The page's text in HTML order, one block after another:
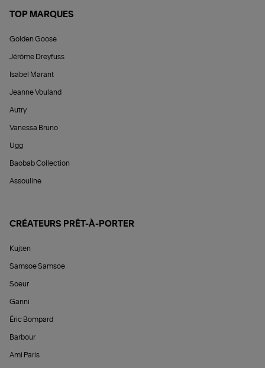
TOP MARQUES
Golden Goose
Jérôme Dreyfuss
Isabel Marant
Jeanne Vouland
Autry
Vanessa Bruno
Ugg
Baobab Collection
Assouline
CRÉATEURS PRÊT-À-PORTER
Kujten
Samsoe Samsoe
Soeur
Ganni
Éric Bompard
Barbour
Ami Paris